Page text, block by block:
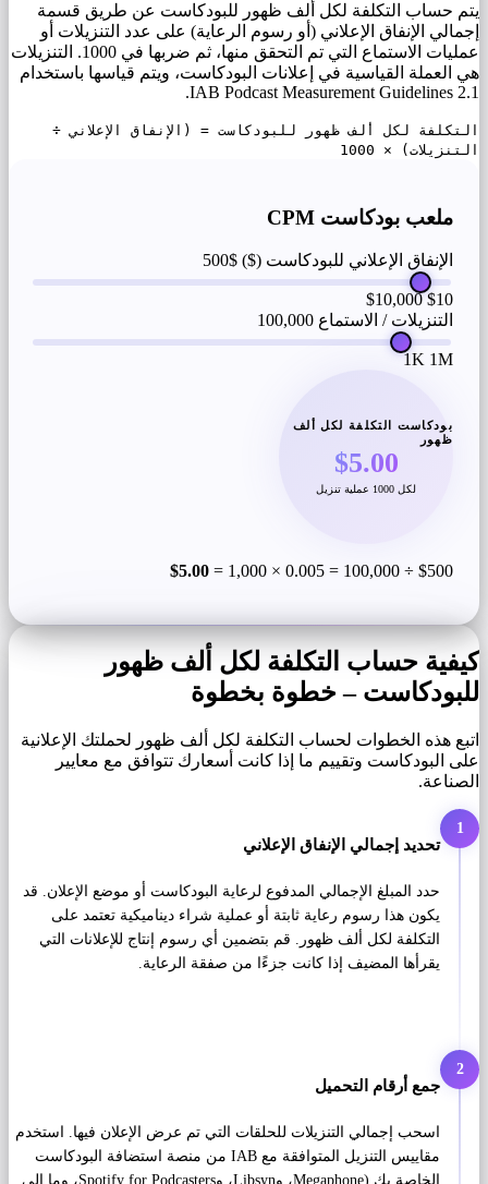
يتم حساب التكلفة لكل ألف ظهور للبودكاست عن طريق قسمة
إجمالي الإنفاق الإعلاني (أو رسوم الرعاية) على عدد التنزيلات أو
عمليات الاستماع التي تم التحقق منها، ثم ضربها في 1000. التنزيلات
هي العملة القياسية في إعلانات البودكاست، ويتم قياسها باستخدام
IAB Podcast Measurement Guidelines 2.1.
التكلفة لكل ألف ظهور للبودكاست = (الإنفاق الإعلاني ÷
التنزيلات) × 1000
ملعب بودكاست CPM
الإنفاق الإعلاني للبودكاست ($) $500
$10
$10,000
التنزيلات / الاستماع 100,000
1K 1M
بودكاست التكلفة لكل ألف
ظهور
$5.00
لكل 1000 عملية تنزيل
$500 ÷ 100,000 = 0.005 × 1,000 =
$5.00
كيفية حساب التكلفة لكل ألف ظهور
للبودكاست – خطوة بخطوة
اتبع هذه الخطوات لحساب التكلفة لكل ألف ظهور لحملتك الإعلانية
على البودكاست وتقييم ما إذا كانت أسعارك تتوافق مع معايير
الصناعة.
1
تحديد إجمالي الإنفاق الإعلاني
حدد المبلغ الإجمالي المدفوع لرعاية البودكاست أو موضع الإعلان. قد
يكون هذا رسوم رعاية ثابتة أو عملية شراء ديناميكية تعتمد على
التكلفة لكل ألف ظهور. قم بتضمين أي رسوم إنتاج للإعلانات التي
يقرأها المضيف إذا كانت جزءًا من صفقة الرعاية.
2
جمع أرقام التحميل
اسحب إجمالي التنزيلات للحلقات التي تم عرض الإعلان فيها. استخدم
مقاييس التنزيل المتوافقة مع IAB من منصة استضافة البودكاست
الخاصة بك (Megaphone، وLibsyn، وSpotify for Podcasters، وما إلى